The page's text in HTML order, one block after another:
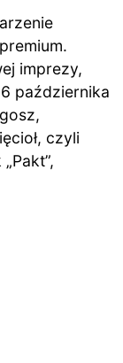
imprezy,
października
czyli